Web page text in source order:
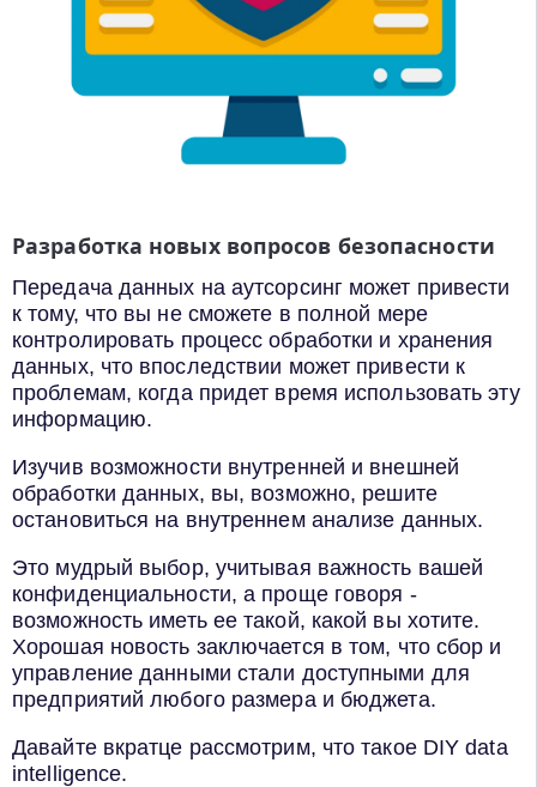
Разработка новых вопросов безопасности
Передача данных на аутсорсинг может привести
к тому, что вы не сможете в полной мере
контролировать процесс обработки и хранения
данных, что впоследствии может привести к
проблемам, когда придет время использовать эту
информацию.
Изучив возможности внутренней и внешней
обработки данных, вы, возможно, решите
остановиться на внутреннем анализе данных.
Это мудрый выбор, учитывая важность вашей
конфиденциальности, а проще говоря -
возможность иметь ее такой, какой вы хотите.
Хорошая новость заключается в том, что сбор и
управление данными стали доступными для
предприятий любого размера и бюджета.
Давайте вкратце рассмотрим, что такое DIY data
intelligence.